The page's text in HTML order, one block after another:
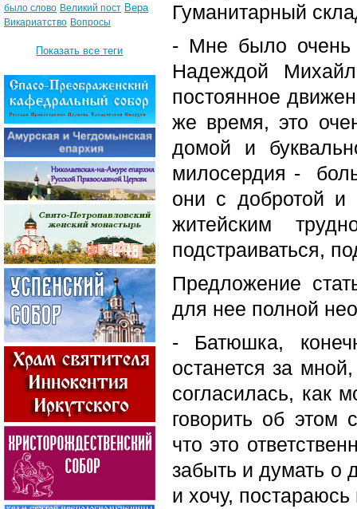
Гуманитарный
- Мне было очень
Надеждой
постоянное
же время, это
домой и
милосердия -
они с добротой и
житейским
подстраиваться,
Предложение
для нее полной
- Батюшка,
останется за
согласилась, как
говорить об этом
что это
забыть и думать о
и хочу,
было слово Великий пост Вера
Викариатство Вопросы
Показать все теги